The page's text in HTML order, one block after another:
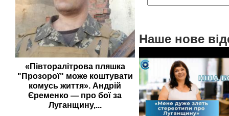
«Півторалітрова пляшка
"Прозорої" може коштувати
комусь життя». Андрій
Єременко — про бої за
Луганщину,...
Наше нове